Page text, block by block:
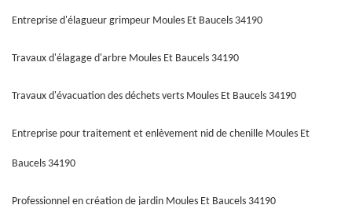
Entreprise d'élagueur grimpeur Moules Et Baucels 34190
Travaux d'élagage d'arbre Moules Et Baucels 34190
Travaux d'évacuation des déchets verts Moules Et Baucels 34190
Entreprise pour traitement et enlèvement nid de chenille Moules Et
Baucels 34190
Professionnel en création de jardin Moules Et Baucels 34190